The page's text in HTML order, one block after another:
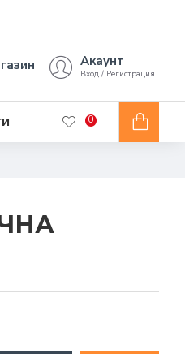
Акаунт
Вход / Регистрация
0